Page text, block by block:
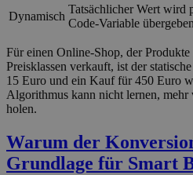
Dynamisch
Tatsächlicher Wert wird
Code-Variable übergeben
Für einen Online-Shop, der
Preisklassen verkauft, ist der
15 Euro und ein Kauf für 450 Euro
Algorithmus kann nicht lernen, mehr
holen.
Warum der
Grundlage für Smart